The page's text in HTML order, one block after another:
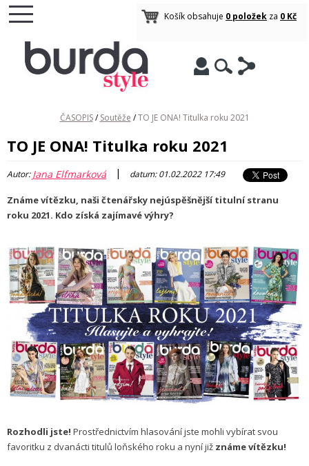
Košík obsahuje 0 položek za 0 Kč
ČASOPIS / Soutěže / TO JE ONA! Titulka roku 2021
TO JE ONA! Titulka roku 2021
Autor:Jana Elfmarková | datum: 01.02.2022 17:49
Známe vítězku, naši čtenářsky nejúspěšnější titulní stranu
roku 2021. Kdo získá zajímavé výhry?
Rozhodli jste! Prostřednictvím hlasování jste mohli vybírat svou
favoritku z dvanácti titulů loňského roku a nyní již známe vítězku!